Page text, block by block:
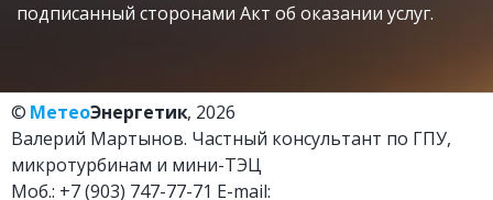
подписанный сторонами Акт об оказании услуг.
© МетеоЭнергетик, 2026
Валерий Мартынов. Частный консультант по ГПУ,
микротурбинам и мини-ТЭЦ